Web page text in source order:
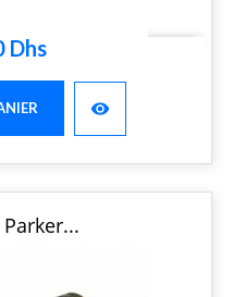
Dhs
visibility